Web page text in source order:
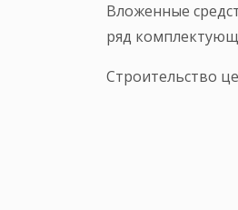
Вложенные
ряд
Строительство